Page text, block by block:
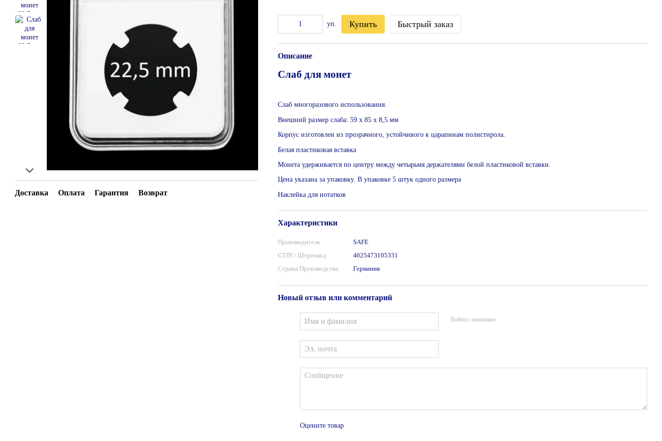
Доставка Оплата Гарантия Возврат
уп. Купить Быстрый заказ
Описание
Слаб для монет
Слаб многоразового использования.
Внешний размер слаба: 59 x 85 x 8,5 мм
Корпус изготовлен из прозрачного, устойчивого к царапинам полистирола.
Белая пластиковая вставка
Монета удерживается по центру между четырьмя держателями белой пластиковой вставки.
Цена указана за упаковку. В упаковке 5 штук одного размера
Наклейка для нотатков
Характеристики
Производитель
SAFE
GTIN / Штрихкод
4025473105331
Страна Производства
Германия
Новый отзыв или комментарий
Войти с помощью
Оцените товар